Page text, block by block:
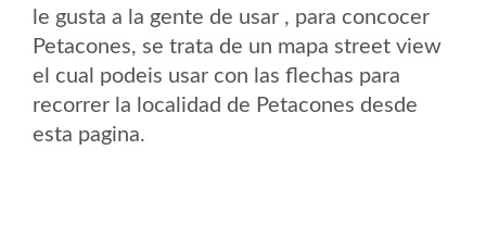
le gusta a la gente de usar , para concocer
Petacones, se trata de un mapa street view
el cual podeis usar con las flechas para
recorrer la localidad de Petacones desde
esta pagina.